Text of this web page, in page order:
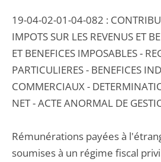
19-04-02-01-04-082 :
IMPOTS SUR LES REVENUS ET
ET BENEFICES IMPOSABLES -
PARTICULIERES - BENEFICES
COMMERCIAUX -
NET - ACTE ANORMAL DE
Rémunérations payées à
soumises à un régime fiscal